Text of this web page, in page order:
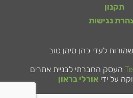
תקנון
נגישות
לעדי כהן סימן טוב
העסק החברתי לבניית אתרים
על ידיאורלי בראון